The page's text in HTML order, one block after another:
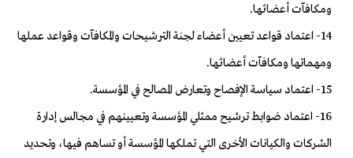
ومكافآت أعضائها.
14- اعتماد قواعد تعيين أعضاء لجنة الترشيحات والمكافآت وقواعد عملها
ومهماتها ومكافآت أعضائها.
15- اعتماد سياسة الإفصاح وتعارض المصالح في المؤسسة.
16- اعتماد ضوابط ترشيح ممثلي المؤسسة وتعيينهم في مجالس إدارة
الشركات والكيانات الأخرى التي تملكها المؤسسة أو تساهم فيها، وتحديد